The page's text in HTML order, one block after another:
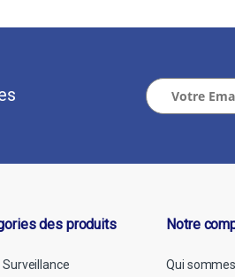
des produits
Surveillance
Notre
Qui